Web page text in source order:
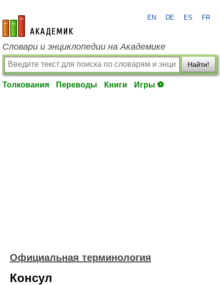
academic.ru
EN DE ES FR
Словари и энциклопедии на Академике
Найти!
Толкования Переводы Книги Игры ⚽
Официальная терминология
Консул